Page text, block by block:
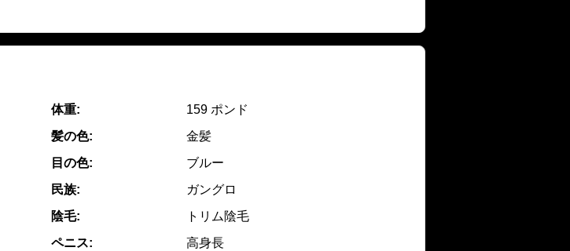
体重:
159 ポンド
髪の色:
金髪
目の色:
ブルー
民族:
ガングロ
陰毛:
トリム陰毛
ペニス:
高身長